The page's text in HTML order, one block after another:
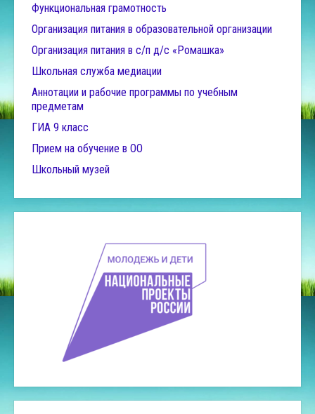
Функциональная грамотность
Организация питания в образовательной организации
Организация питания в с/п д/с «Ромашка»
Школьная служба медиации
Аннотации и рабочие программы по учебным
предметам
ГИА 9 класс
Прием на обучение в ОО
Школьный музей